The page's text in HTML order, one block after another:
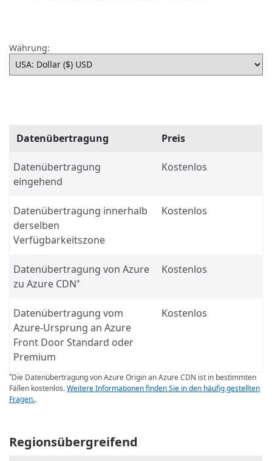
Währung:
Datenübertragung Preis
Datenübertragung
eingehend
Kostenlos
Datenübertragung innerhalb
derselben
Verfügbarkeitszone
Kostenlos
Datenübertragung von Azure
zu Azure CDN*
Kostenlos
Datenübertragung vom
Azure-Ursprung an Azure
Front Door Standard oder
Premium
Kostenlos
*Die Datenübertragung von Azure Origin an Azure CDN ist in bestimmten
Fällen kostenlos.Weitere Informationen finden Sie in den häufig gestellten
Fragen..
Regionsübergreifend